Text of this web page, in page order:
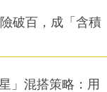
破百，成「含積
」混搭策略：用